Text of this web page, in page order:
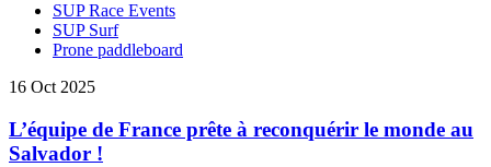
SUP Race Events
SUP Surf
Prone paddleboard
16 Oct 2025
L’équipe de France prête à reconquérir le monde au
Salvador !